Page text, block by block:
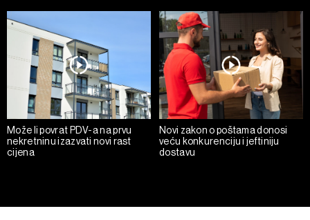
Može li povrat PDV-a na prvu
nekretninu izazvati novi rast
cijena
Novi zakon o poštama donosi
veću konkurenciju i jeftiniju
dostavu